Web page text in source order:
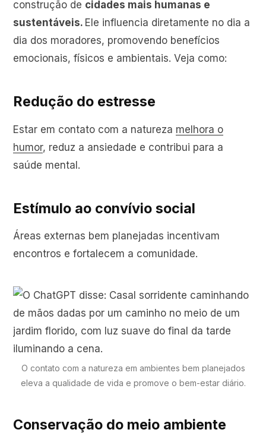
construção de cidades mais humanas e
sustentáveis. Ele influencia diretamente no dia a
dia dos moradores, promovendo benefícios
emocionais, físicos e ambientais. Veja como:
Redução do estresse
Estar em contato com a natureza melhora o
humor, reduz a ansiedade e contribui para a
saúde mental.
Estímulo ao convívio social
Áreas externas bem planejadas incentivam
encontros e fortalecem a comunidade.
O contato com a natureza em ambientes bem planejados
eleva a qualidade de vida e promove o bem-estar diário.
Conservação do meio ambiente